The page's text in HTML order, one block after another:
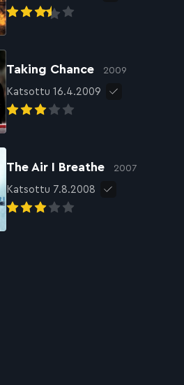
Taking Chance 2009
Katsottu 16.4.2009
The Air I Breathe 2007
Katsottu 7.8.2008